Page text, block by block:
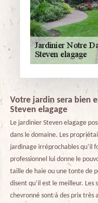
Votre jardin sera bien
Steven elagage
Le jardinier Steven elagage
dans le domaine. Les
jardinage irréprochables qu’il
professionnel lui donne le
taille de haie ou une tonte de
disent qu’il est le meilleur. Les
chevronné sont à des prix très